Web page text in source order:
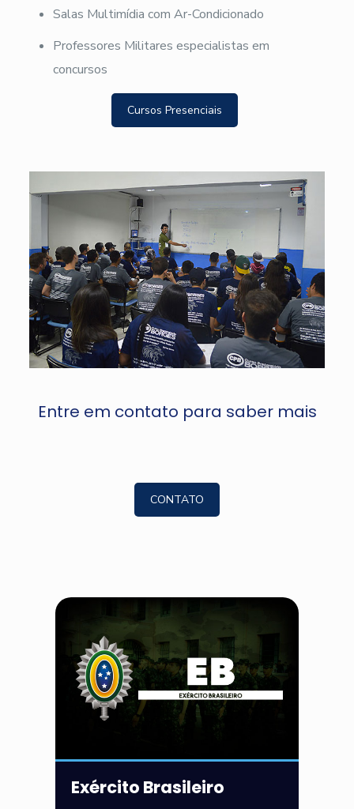
Salas Multimídia com Ar-Condicionado
Professores Militares especialistas em
concursos
Cursos Presenciais
Entre em contato para saber mais
CONTATO
Exército Brasileiro